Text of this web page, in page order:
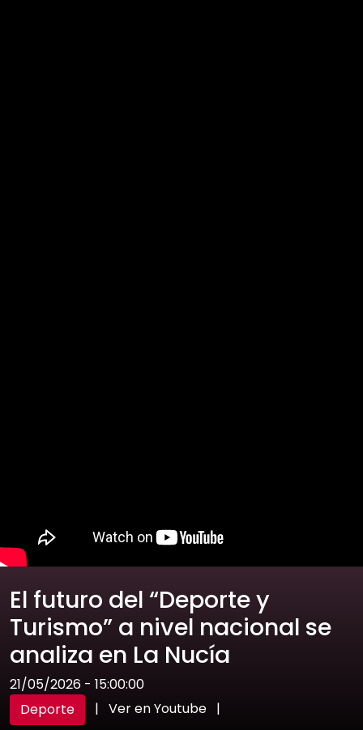
El futuro del “Deporte y
Turismo” a nivel nacional se
analiza en La Nucía
21/05/2026 - 15:00:00
Deporte
| Ver en Youtube |